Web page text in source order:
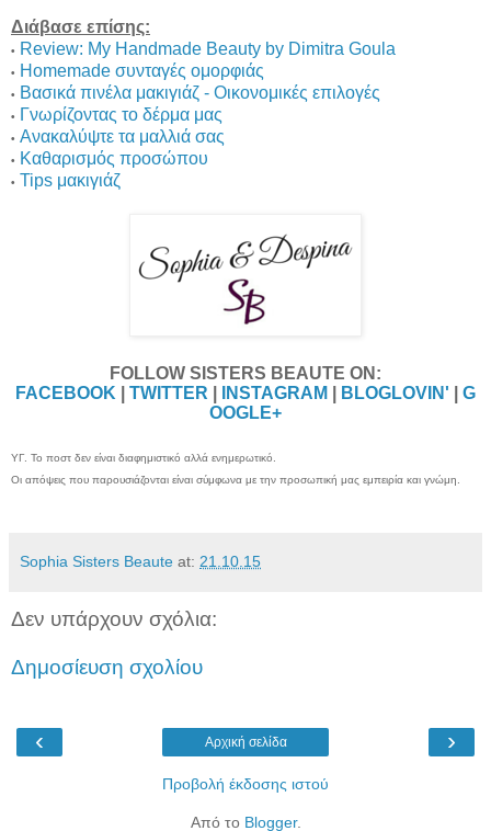
Διάβασε επίσης:
• Review: My Handmade Beauty by Dimitra Goula
• Homemade συνταγές ομορφιάς
• Βασικά πινέλα μακιγιάζ - Οικονομικές επιλογές
• Γνωρίζοντας το δέρμα μας
• Aνακαλύψτε τα μαλλιά σας
• Καθαρισμός προσώπου
• Tips μακιγιάζ
FOLLOW SISTERS BEAUTE ON:
FACEBOOK
TWITTER INSTAGRAM BLOGLOVIN'
G
OOGLE+
ΥΓ. Το ποστ δεν είναι διαφημιστικό αλλά ενημερωτικό.
Οι απόψεις που παρουσιάζονται είναι σύμφωνα με την προσωπική μας εμπειρία και γνώμη.
Sophia Sisters Beaute at: 21.10.15
Δεν υπάρχουν σχόλια:
Δημοσίευση σχολίου
‹ ›
Αρχική σελίδα
Προβολή έκδοσης ιστού
Από το Blogger.